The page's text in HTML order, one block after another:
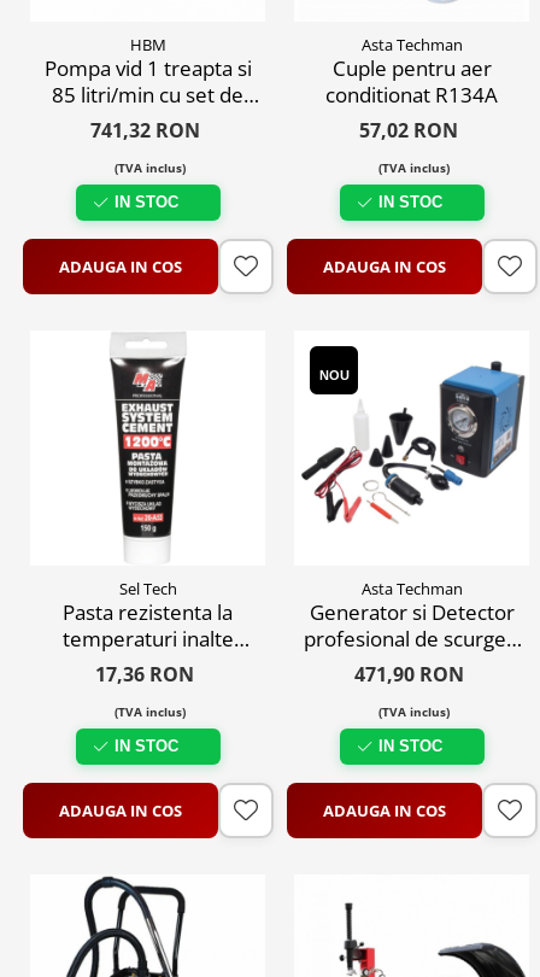
Set prelungitoare
Set surubelnite
Testare cuplu dinamometric de
strangere
Trusa imbus hex,torx,ribe,M-uri
Tubulare speciale
HBM
Pompa vid 1 treapta si
85 litri/min cu set de
furtune si manometre
741,32 RON
(TVA inclus)
IN STOC
ADAUGA IN COS
Asta Techman
Cuple pentru aer
conditionat R134A
57,02 RON
(TVA inclus)
IN STOC
ADAUGA IN COS
Sel Tech
Pasta rezistenta la
temperaturi inalte
pentru reparat sistemul
de evacuare, 150 gr.
17,36 RON
(TVA inclus)
IN STOC
ADAUGA IN COS
NOU
Asta Techman
Generator si Detector
profesional de scurgeri
cu fum, 12V
471,90 RON
(TVA inclus)
IN STOC
ADAUGA IN COS